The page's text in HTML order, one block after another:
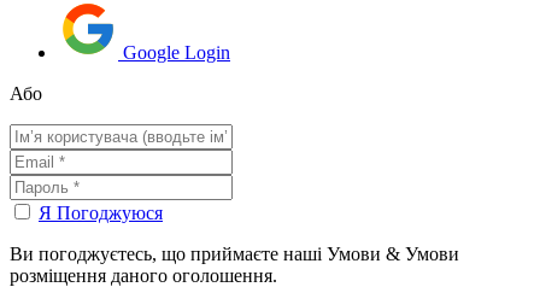
Google Login
Або
Я Погоджуюся
Ви погоджуєтесь, що приймаєте наші Умови & Умови
розміщення даного оголошення.